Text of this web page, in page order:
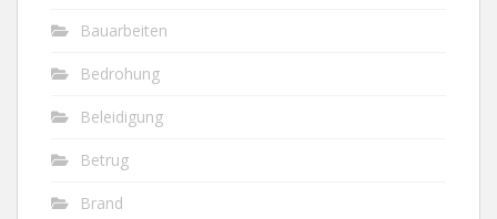
Bauarbeiten
Bedrohung
Beleidigung
Betrug
Brand